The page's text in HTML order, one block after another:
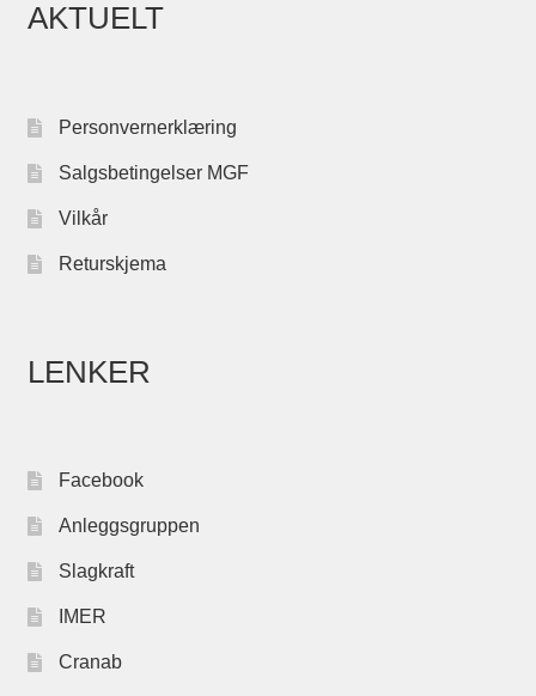
AKTUELT
Personvernerklæring
Salgsbetingelser MGF
Vilkår
Returskjema
LENKER
Facebook
Anleggsgruppen
Slagkraft
IMER
Cranab